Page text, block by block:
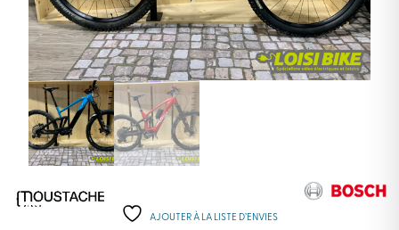
AJOUTER À LA LISTE D’ENVIES